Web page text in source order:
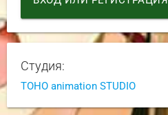
Студия:
TOHO animation STUDIO